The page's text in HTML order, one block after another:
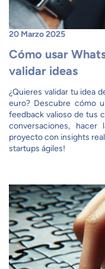
Cómo usar
validar ideas
20 Marzo 2025
¿Quieres validar tu idea
euro? Descubre cómo
feedback valioso de tus
conversaciones,
proyecto con insights
startups ágiles!